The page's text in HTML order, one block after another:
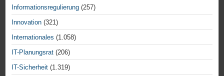
Informationsregulierung (257)
Innovation (321)
Internationales (1.058)
IT-Planungsrat (206)
IT-Sicherheit (1.319)